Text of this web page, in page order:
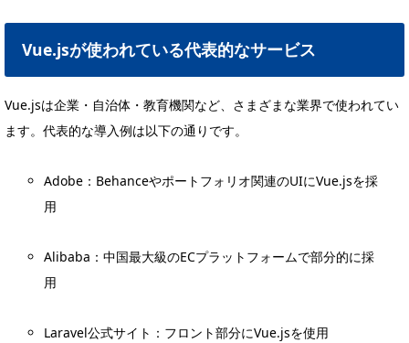
Vue.jsが使われている代表的なサービス
Vue.jsは企業・自治体・教育機関など、さまざまな業界で使われてい
ます。代表的な導入例は以下の通りです。
Adobe：Behanceやポートフォリオ関連のUIにVue.jsを採
用
Alibaba：中国最大級のECプラットフォームで部分的に採
用
Laravel公式サイト：フロント部分にVue.jsを使用